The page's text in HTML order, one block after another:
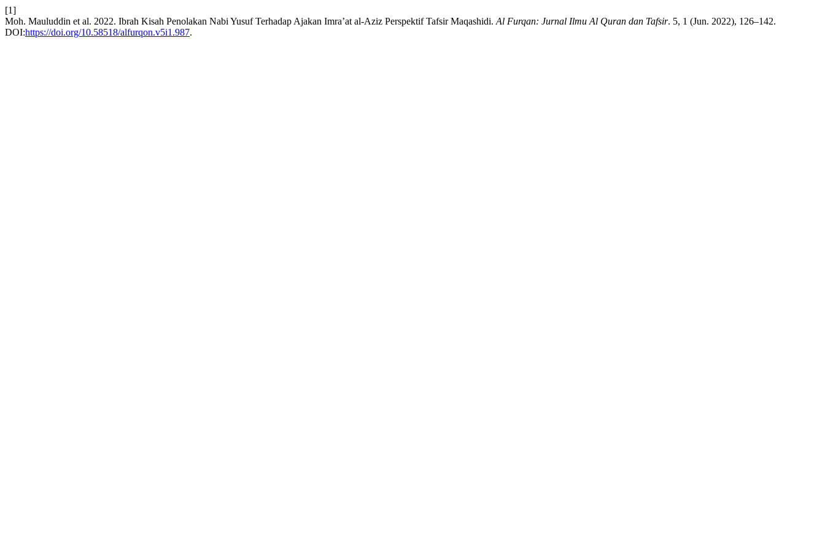
[1]
Moh. Mauluddin et al. 2022. Ibrah Kisah Penolakan Nabi Yusuf Terhadap Ajakan Imra’at al-Aziz Perspektif Tafsir Maqashidi. Al Furqan: Jurnal Ilmu Al Quran dan Tafsir. 5, 1 (Jun. 2022), 126–142.
DOI:https://doi.org/10.58518/alfurqon.v5i1.987.